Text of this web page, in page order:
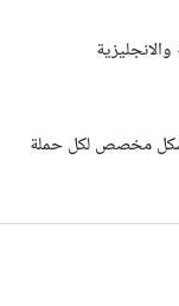
بشكل مخصص لكل حملة